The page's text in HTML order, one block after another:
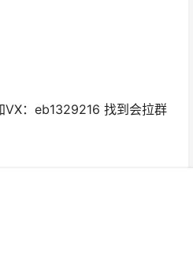
VX：eb1329216 找到会拉群